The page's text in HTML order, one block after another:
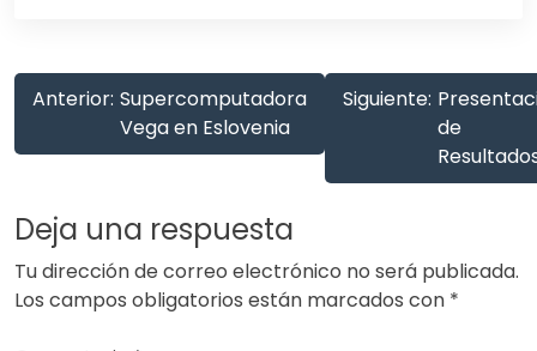
Navegación
de
Anterior: Supercomputadora
Vega en Eslovenia
Siguiente:
de
Deja una respuesta
Tu dirección de correo electrónico no será publicada.
Los campos obligatorios están marcados con *